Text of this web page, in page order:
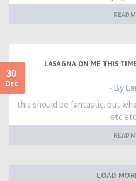
READ
30
Dec
LASAGNA ON ME THIS
- By
this should be fantastic. but
etc
READ
LOAD